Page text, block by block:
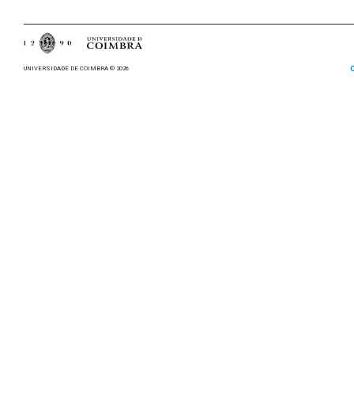
UNIVERSIDADE DE COIMBRA © 2026